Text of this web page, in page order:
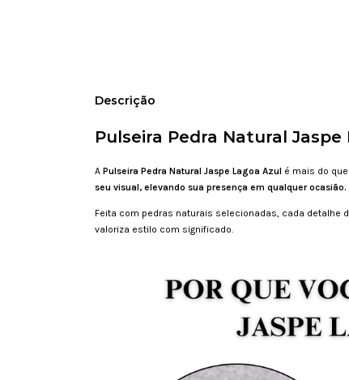
Descrição
Pulseira Pedra Natural
A Pulseira Pedra Natural Jaspe Lagoa Azul é mais do
seu visual, elevando sua presença em qualquer ocasião.
Feita com pedras naturais selecionadas, cada detalhe
valoriza estilo com significado.